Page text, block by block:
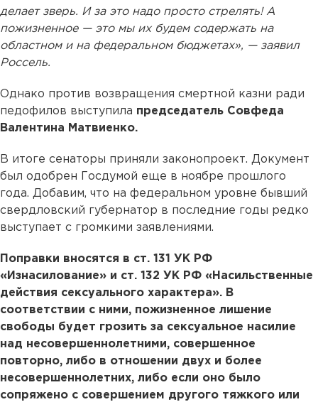
делает зверь. И за это надо просто стрелять! А
пожизненное — это мы их будем содержать на
областном и на федеральном бюджетах», — заявил
Россель.
Однако против возвращения смертной казни ради
педофилов выступила председатель Совфеда
Валентина Матвиенко.
В итоге сенаторы приняли законопроект. Документ
был одобрен Госдумой еще в ноябре прошлого
года. Добавим, что на федеральном уровне бывший
свердловский губернатор в последние годы редко
выступает с громкими заявлениями.
Поправки вносятся в ст. 131 УК РФ
«Изнасилование» и ст. 132 УК РФ «Насильственные
действия сексуального характера». В
соответствии с ними, пожизненное лишение
свободы будет грозить за сексуальное насилие
над несовершеннолетними, совершенное
повторно, либо в отношении двух и более
несовершеннолетних, либо если оно было
сопряжено с совершением другого тяжкого или